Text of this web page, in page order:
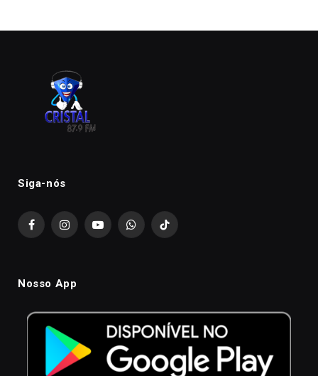
Siga-nós
FacebookInstagramYouTubeWhatsAppTikTok
Nosso App